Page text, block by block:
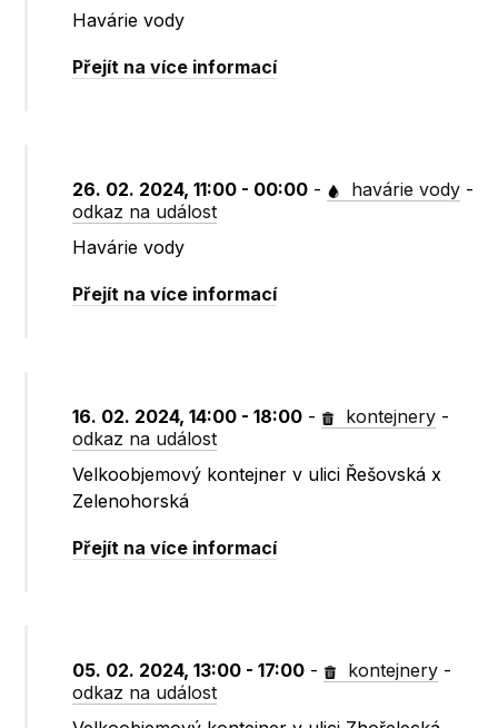
Havárie vody
Přejít na více informací
26. 02. 2024, 11:00 - 00:00 - havárie vody -
odkaz na událost
Havárie vody
Přejít na více informací
16. 02. 2024, 14:00 - 18:00 - kontejnery -
odkaz na událost
Velkoobjemový kontejner v ulici Řešovská x
Zelenohorská
Přejít na více informací
05. 02. 2024, 13:00 - 17:00 - kontejnery -
odkaz na událost